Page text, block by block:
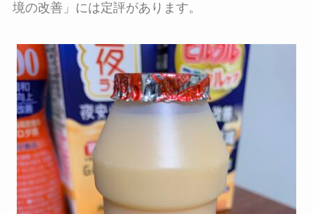
境の改善」には定評があります。